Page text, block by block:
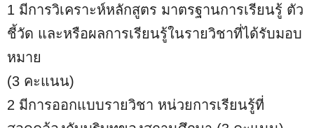
1 มีการวิเคราะห์หลักสูตร มาตรฐานการเรียนรู้ ตัว
ชี้วัด และหรือผลการเรียนรู้ในรายวิชาที่ได้รับมอบ
หมาย
(3 คะแนน)
2 มีการออกแบบรายวิชา หน่วยการเรียนรู้ที่